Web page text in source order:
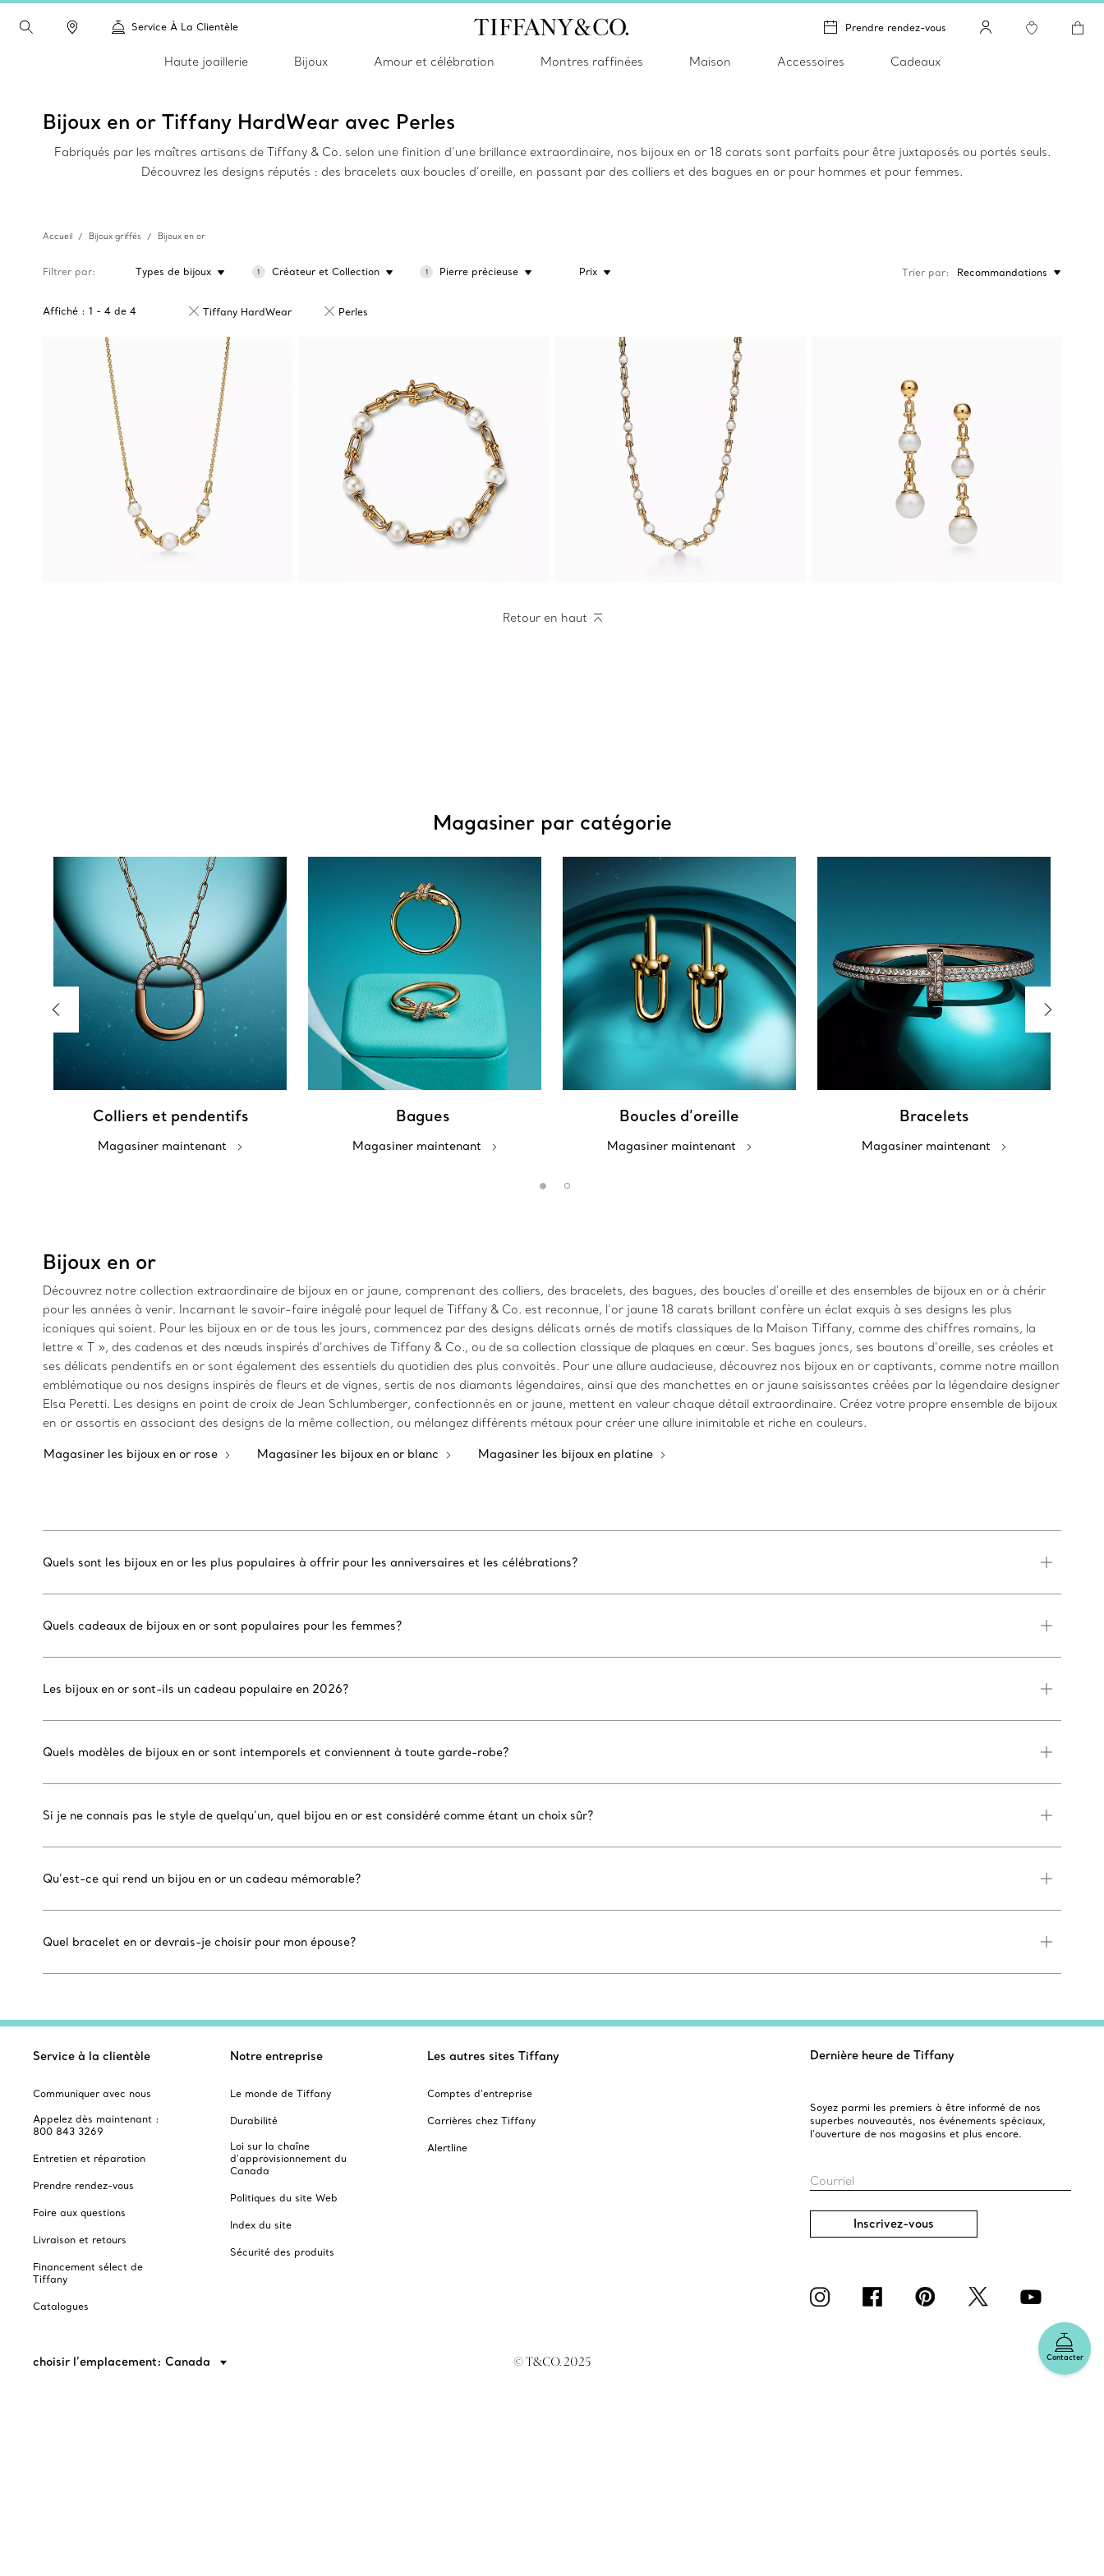
Service À La Clientèle Prendre rendez-vous
Haute joaillerie Bijoux Amour et célébration Montres raffinées Maison Accessoires Cadeaux
Bijoux en or Tiffany HardWear avec Perles
Fabriqués par les maîtres artisans de Tiffany & Co. selon une finition d’une brillance extraordinaire, nos bijoux en or 18 carats sont parfaits pour être juxtaposés ou portés seuls.
Découvrez les designs réputés : des bracelets aux boucles d’oreille, en passant par des colliers et des bagues en or pour hommes et pour femmes.
Accueil Bijoux griffés Bijoux en or
Filtrer par Types de bijoux 1 Créateur et Collection 1 Pierre précieuse Prix
Affiché : 1 - 4 de 4 Tiffany HardWear Perles
Trier par Recommandations
Retour en haut
Magasiner par catégorie
Colliers et pendentifs
Magasiner maintenant
Bagues
Magasiner maintenant
Boucles d’oreille
Magasiner maintenant
Bracelets
Magasiner maintenant
Bijoux en or
Découvrez notre collection extraordinaire de bijoux en or jaune, comprenant des colliers, des bracelets, des bagues, des boucles d’oreille et des ensembles de bijoux en or à chérir
pour les années à venir. Incarnant le savoir-faire inégalé pour lequel de Tiffany & Co. est reconnue, l’or jaune 18 carats brillant confère un éclat exquis à ses designs les plus
iconiques qui soient. Pour les bijoux en or de tous les jours, commencez par des designs délicats ornés de motifs classiques de la Maison Tiffany, comme des chiffres romains, la
lettre « T », des cadenas et des nœuds inspirés d’archives de Tiffany & Co., ou de sa collection classique de plaques en cœur. Ses bagues joncs, ses boutons d’oreille, ses créoles et
ses délicats pendentifs en or sont également des essentiels du quotidien des plus convoités. Pour une allure audacieuse, découvrez nos bijoux en or captivants, comme notre maillon
emblématique ou nos designs inspirés de fleurs et de vignes, sertis de nos diamants légendaires, ainsi que des manchettes en or jaune saisissantes créées par la légendaire designer
Elsa Peretti. Les designs en point de croix de Jean Schlumberger, confectionnés en or jaune, mettent en valeur chaque détail extraordinaire. Créez votre propre ensemble de bijoux
en or assortis en associant des designs de la même collection, ou mélangez différents métaux pour créer une allure inimitable et riche en couleurs.
Magasiner les bijoux en or rose Magasiner les bijoux en or blanc Magasiner les bijoux en platine
Quels sont les bijoux en or les plus populaires à offrir pour les anniversaires et les célébrations?
Quels cadeaux de bijoux en or sont populaires pour les femmes?
Les bijoux en or sont-ils un cadeau populaire en 2026?
Quels modèles de bijoux en or sont intemporels et conviennent à toute garde-robe?
Si je ne connais pas le style de quelqu’un, quel bijou en or est considéré comme étant un choix sûr?
Qu’est-ce qui rend un bijou en or un cadeau mémorable?
Quel bracelet en or devrais-je choisir pour mon épouse?
Contacter
Service à la clientèle
Communiquer avec nous
Appelez dès maintenant :
800 843 3269
Entretien et réparation
Prendre rendez-vous
Foire aux questions
Livraison et retours
Financement sélect de
Tiffany
Catalogues
Notre entreprise
Le monde de Tiffany
Durabilité
Loi sur la chaîne
d'approvisionnement du
Canada
Politiques du site Web
Index du site
Sécurité des produits
Les autres sites Tiffany
Comptes d’entreprise
Carrières chez Tiffany
Alertline
Dernière heure de Tiffany
Soyez parmi les premiers à être informé de nos
superbes nouveautés, nos événements spéciaux,
l’ouverture de nos magasins et plus encore.
Courriel
Inscrivez-vous
choisir l’emplacement: Canada © T&CO. 2025